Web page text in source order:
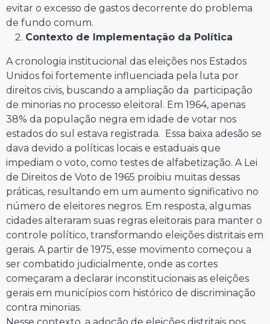
evitar o excesso de gastos decorrente do problema
de fundo comum.
Contexto de Implementação da Política
A cronologia institucional das eleições nos Estados
Unidos foi fortemente influenciada pela luta por
direitos civis, buscando a ampliação da participação
de minorias no processo eleitoral. Em 1964, apenas
38% da população negra em idade de votar nos
estados do sul estava registrada. Essa baixa adesão se
dava devido a políticas locais e estaduais que
impediam o voto, como testes de alfabetização. A Lei
de Direitos de Voto de 1965 proibiu muitas dessas
práticas, resultando em um aumento significativo no
número de eleitores negros. Em resposta, algumas
cidades alteraram suas regras eleitorais para manter o
controle político, transformando eleições distritais em
gerais. A partir de 1975, esse movimento começou a
ser combatido judicialmente, onde as cortes
começaram a declarar inconstitucionais as eleições
gerais em municípios com histórico de discriminação
contra minorias.